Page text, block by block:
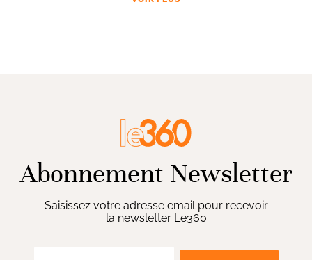
Abonnement Newsletter
Saisissez votre adresse email pour recevoir
la newsletter Le360